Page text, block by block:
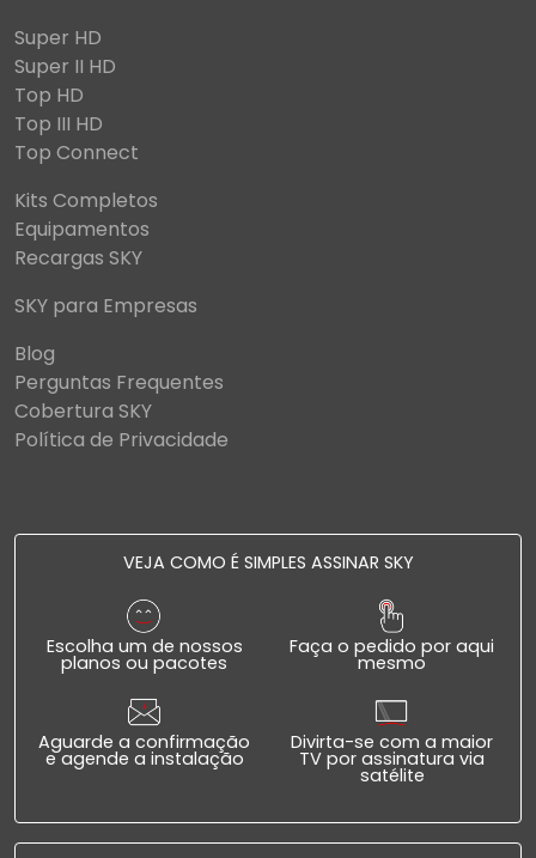
Super HD
Super II HD
Top HD
Top III HD
Top Connect
Kits Completos
Equipamentos
Recargas SKY
SKY para Empresas
Blog
Perguntas Frequentes
Cobertura SKY
Política de Privacidade
VEJA COMO É SIMPLES ASSINAR SKY
Escolha um de nossos
planos ou pacotes
Faça o pedido por aqui
mesmo
Aguarde a confirmação
e agende a instalação
Divirta-se com a maior
TV por assinatura via
satélite